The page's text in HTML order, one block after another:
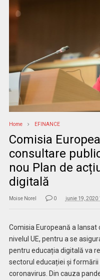
Home EFINANCE
Comisia
consultare
nou Plan de
digitală
Moise Norel 0 iunie 19, 2020
Comisia Europeană a lansat
nivelul UE, pentru a se
pentru educația digitală va
sectorul educației și formării
coronavirus. Din cauza